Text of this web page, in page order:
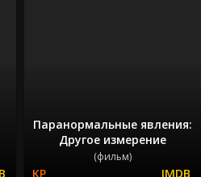
Паранормальные явления:
Другое измерение
(фильм)